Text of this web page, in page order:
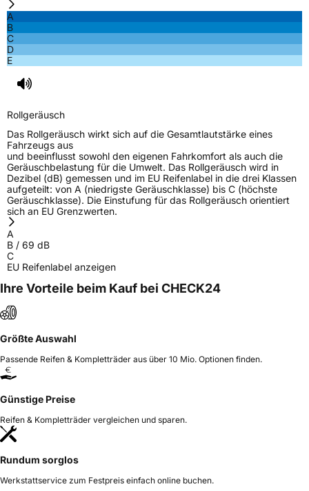
A
B
C
D
E
Rollgeräusch
Das Rollgeräusch wirkt sich auf die Gesamtlautstärke eines
Fahrzeugs aus
und beeinflusst sowohl den eigenen Fahrkomfort als auch die
Geräuschbelastung für die Umwelt. Das Rollgeräusch wird in
Dezibel (dB) gemessen und im EU Reifenlabel in die drei Klassen
aufgeteilt: von A (niedrigste Geräuschklasse) bis C (höchste
Geräuschklasse). Die Einstufung für das Rollgeräusch orientiert
sich an EU Grenzwerten.
A
B / 69 dB
C
EU Reifenlabel anzeigen
Ihre Vorteile beim Kauf bei CHECK24
Größte Auswahl
Passende Reifen & Kompletträder aus über 10 Mio. Optionen finden.
Günstige Preise
Reifen & Kompletträder vergleichen und sparen.
Rundum sorglos
Werkstattservice zum Festpreis einfach online buchen.